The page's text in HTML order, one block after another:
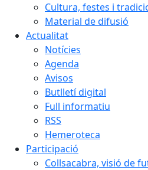
Cultura, festes i
Material de difusió
Actualitat
Notícies
Agenda
Avisos
Butlletí digital
Full informatiu
RSS
Hemeroteca
Participació
Collsacabra, visió de